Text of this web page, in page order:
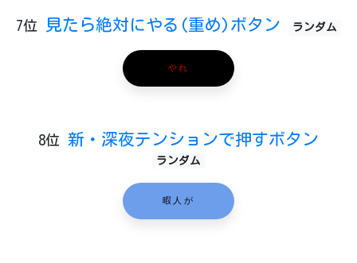
7位 見たら絶対にやる(重め)ボタン ランダム
やれ
8位 新・深夜テンションで押すボタン
ランダム
暇人が